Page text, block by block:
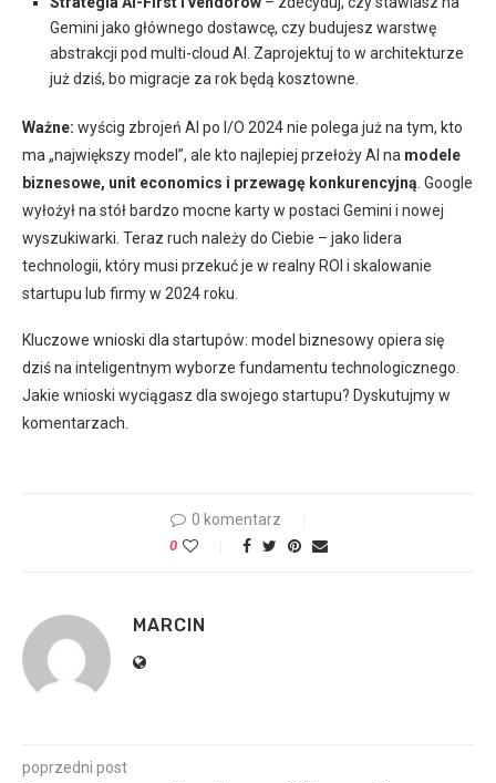
Gemini jako głównego dostawcę, czy budujesz warstwę
abstrakcji pod multi-cloud AI. Zaprojektuj to w architekturze
już dziś, bo migracje za rok będą kosztowne.
Ważne: wyścig zbrojeń AI po I/O 2024 nie polega już na tym, kto
ma „największy model”, ale kto najlepiej przełoży AI na modele
biznesowe, unit economics i przewagę konkurencyjną . Google
wyłożył na stół bardzo mocne karty w postaci Gemini i nowej
wyszukiwarki. Teraz ruch należy do Ciebie – jako lidera
technologii, który musi przekuć je w realny ROI i skalowanie
startupu lub firmy w 2024 roku.
Kluczowe wnioski dla startupów: model biznesowy opiera się
dziś na inteligentnym wyborze fundamentu technologicznego.
Jakie wnioski wyciągasz dla swojego startupu? Dyskutujmy w
komentarzach.
0 komentarz
0
MARCIN
poprzedni post